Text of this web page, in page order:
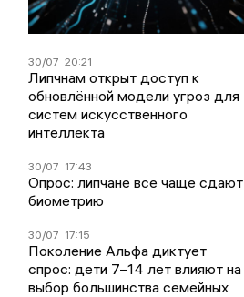
30/07 20:21
Липчнам открыт доступ к
обновлённой модели угроз для
систем искусственного
интеллекта
30/07 17:43
Опрос: липчане все чаще сдают
биометрию
30/07 17:15
Поколение Альфа диктует
спрос: дети 7–14 лет влияют на
выбор большинства семейных